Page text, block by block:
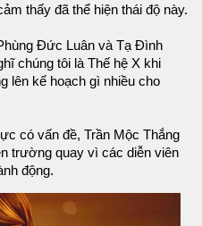
thấy đã thể hiện thái độ này.
Đức Luân và Tạ Đình
chúng tôi là Thế hệ X khi
lên kế hoạch gì nhiều cho
có vấn đề, Trần Mộc Thắng
trường quay vì các diễn viên
động.